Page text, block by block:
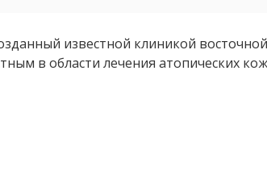
известной клиникой
в области лечения атопических